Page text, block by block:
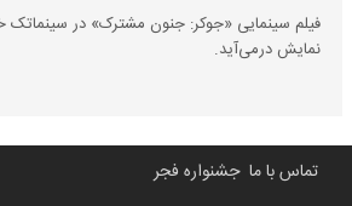
فیلم سینمایی «جوکر: جنون مشترک»‏ در سینماتک
نمایش درمی‌آید.
تماس با ما جشنواره فجر